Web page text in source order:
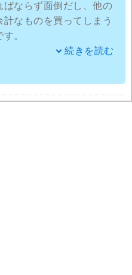
ならず面倒だし、他の
なものを買ってしまう
。
く自分だけでゆっくり
を買うこともないので
ネットだけの特別価格で
続きを読む